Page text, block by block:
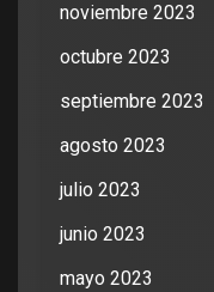
noviembre 2023
octubre 2023
septiembre 2023
agosto 2023
julio 2023
junio 2023
mayo 2023